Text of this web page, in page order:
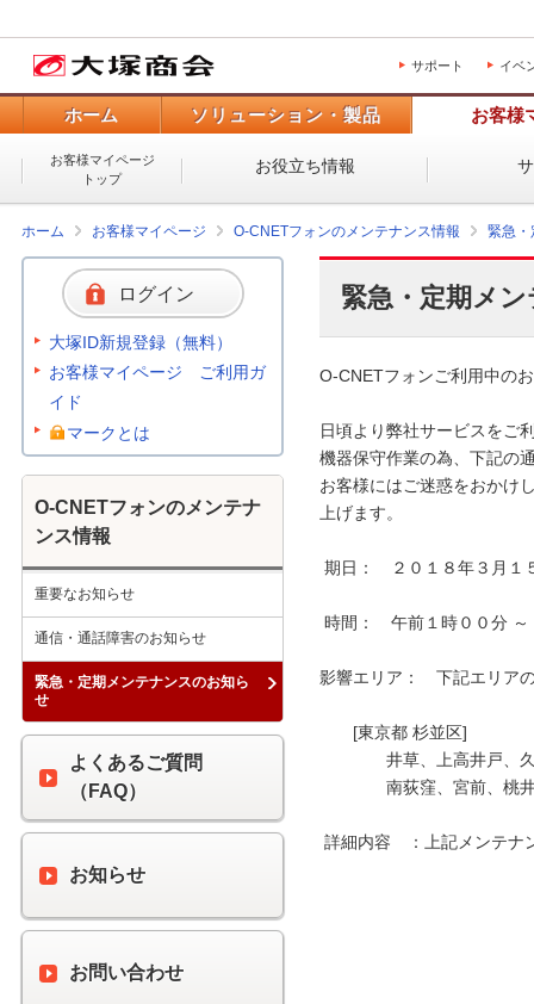
サポート イベ
ホーム ソリューション・製品 お客様
お客様マイページ
トップ
お役立ち情報
ホーム お客様マイページ O-CNETフォンのメンテナンス情報 緊急・
緊急・定期メ
O-CNETフォンご利用中の
日頃より弊社サービスをご
機器保守作業の為、下記の
お客様にはご迷惑をおかけ
上げます。
影響エリア：　下記エリ
[東京都 杉並区]
井草、上高井戸、久我
南荻窪、
ログイン
大塚ID新規登録（無料）
お客様マイページ ご利用ガ
イド
マークとは
O-CNETフォンのメンテナ
ンス情報
重要なお知らせ
通信・通話障害のお知らせ
緊急・定期メンテナンスのお知ら
せ
よくあるご質問
（FAQ）
お知らせ
お問い合わせ